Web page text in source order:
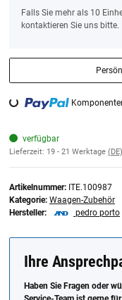
Falls Sie mehr als 10
kontaktieren Sie uns bitte.
Loading...
verfügbar
Lieferzeit: 19 - 21 Werktage (DE)
Artikelnummer: ITE.100987
Kategorie: Waagen-Zubehör
Hersteller:
pedro porto
Ihre
Haben Sie Fragen oder